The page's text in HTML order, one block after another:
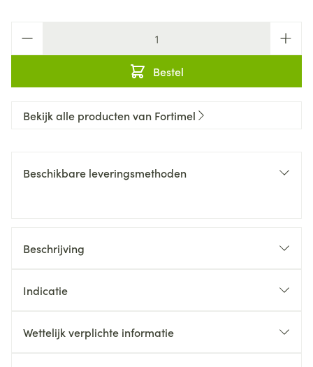
Bestel
Bekijk alle producten van Fortimel
Beschikbare leveringsmethoden
Beschrijving
Indicatie
Wettelijk verplichte informatie